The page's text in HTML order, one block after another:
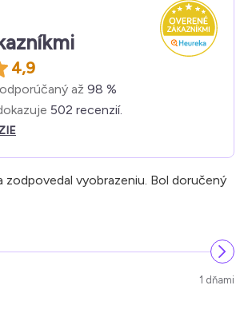
4,9
až 98 %
502 recenzií.
zodpovedal vyobrazeniu. Bol doručený
1 dňami